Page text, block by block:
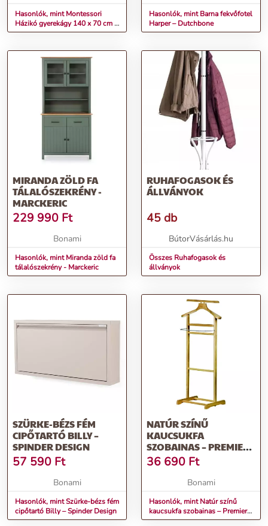
Hasonlók, mint Montessori
Házikó gyerekágy 140 x 70 cm -
ajándék matraccal - balos
Hasonlók, mint Barna fekvőfotel
Harper – Dutchbone
MIRANDA ZÖLD FA
TÁLALÓSZEKRÉNY -
MARCKERIC
229 990 Ft
Bonami
Hasonlók, mint Miranda zöld fa
tálalószekrény - Marckeric
RUHAFOGASOK ÉS
ÁLLVÁNYOK
45 db
BútorVásárlás.hu
Összes Ruhafogasok és
állványok
SZÜRKE-BÉZS FÉM
CIPŐTARTÓ BILLY –
SPINDER DESIGN
57 590 Ft
Bonami
Hasonlók, mint Szürke-bézs fém
cipőtartó Billy – Spinder Design
NATÚR SZÍNŰ
KAUCSUKFA
SZOBAINAS – PREMIER
HOUSEWARES
36 690 Ft
Bonami
Hasonlók, mint Natúr színű
kaucsukfa szobainas – Premier
Housewares